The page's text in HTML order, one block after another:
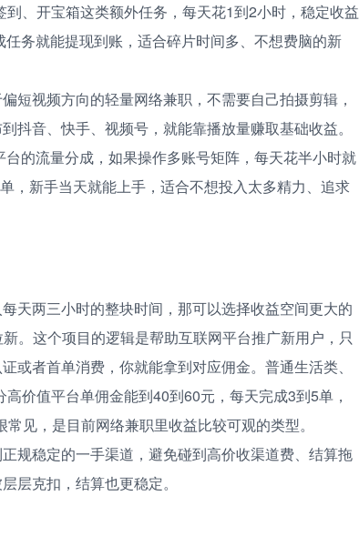
、开宝箱这类额外任务，每天花1到2小时，稳定收益
务就能提现到账，适合碎片时间多、不想费脑的新
短视频方向的轻量网络兼职，不需要自己拍摄剪辑，
抖音、快手、视频号，就能靠播放量赚取基础收益。
的流量分成，如果操作多账号矩阵，每天花半小时就
，新手当天就能上手，适合不想投入太多精力、追求
天两三小时的整块时间，那可以选择收益空间更大的
。这个项目的逻辑是帮助互联网平台推广新用户，只
或者首单消费，你就能拿到对应佣金。普通生活类、
价值平台单佣金能到40到60元，每天完成3到5单，
见，是目前网络兼职里收益比较可观的类型。
规稳定的一手渠道，避免碰到高价收渠道费、结算拖
层克扣，结算也更稳定。